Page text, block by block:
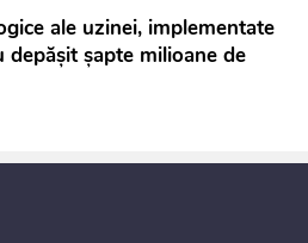
ale uzinei, implementate
șapte milioane de